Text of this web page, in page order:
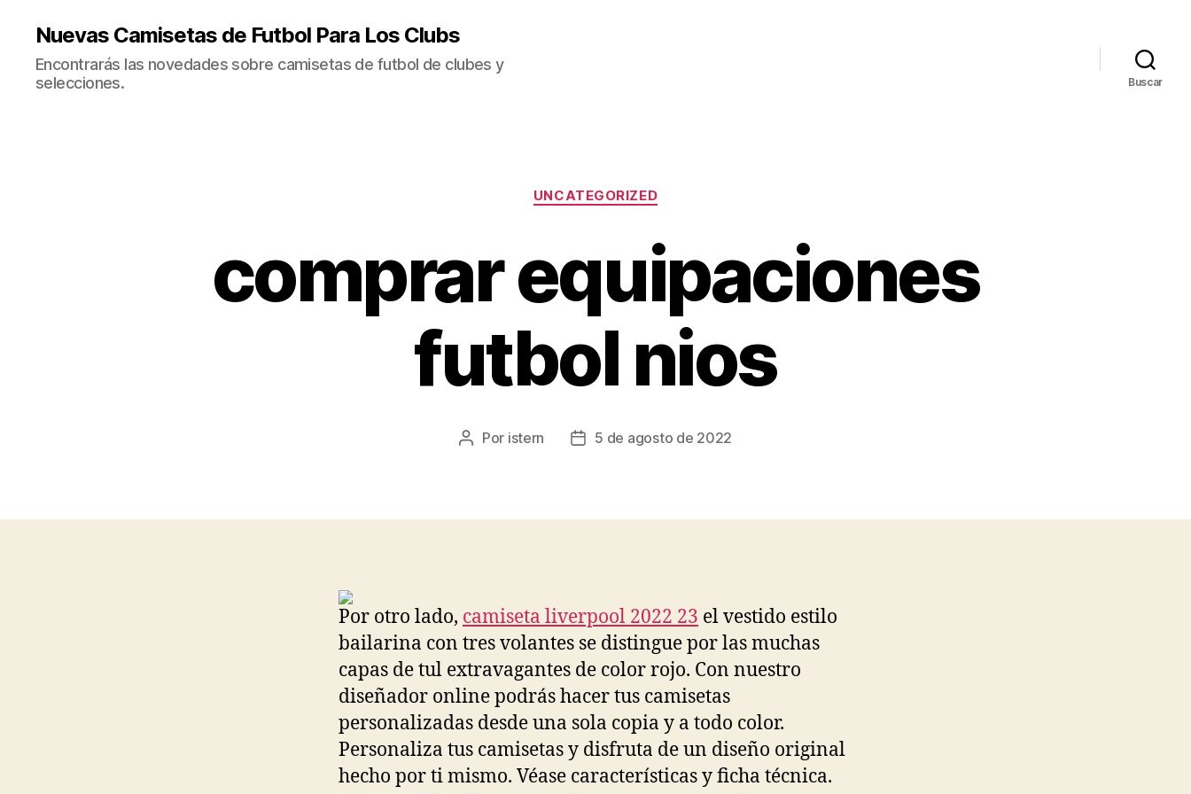
Nuevas Camisetas de Futbol Para Los Clubs
Encontrarás las novedades sobre camisetas de futbol de clubes y
selecciones.
Buscar
Categorías
UNCATEGORIZED
comprar equipaciones
futbol nios
Autor
Por istern
Fecha5 de agosto de 2022
Por otro lado, camiseta liverpool 2022 23 el vestido estilo
bailarina con tres volantes se distingue por las muchas
capas de tul extravagantes de color rojo. Con nuestro
diseñador online podrás hacer tus camisetas
personalizadas desde una sola copia y a todo color.
Personaliza tus camisetas y disfruta de un diseño original
hecho por ti mismo. Véase características y ficha técnica.